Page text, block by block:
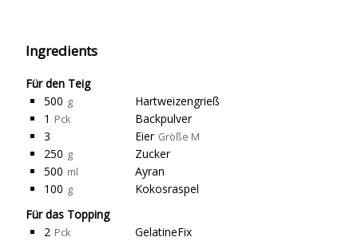
Ingredients
Für den Teig
500 g
Hartweizengrieß
1 Pck
Backpulver
3
Eier Größe M
250 g
Zucker
500 ml
Ayran
100 g
Kokosraspel
Für das Topping
2 Pck
GelatineFix